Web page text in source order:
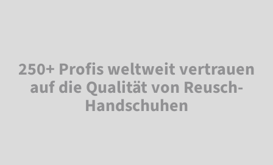
250+ Profis weltweit vertrauen
auf die Qualität von Reusch-
Handschuhen